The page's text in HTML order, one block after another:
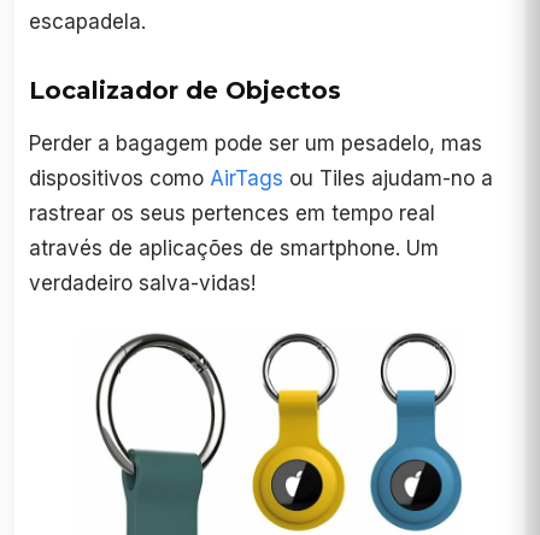
escapadela.
Localizador de Objectos
Perder a bagagem pode ser um pesadelo, mas
dispositivos como AirTags ou Tiles ajudam-no a
rastrear os seus pertences em tempo real
através de aplicações de smartphone. Um
verdadeiro salva-vidas!